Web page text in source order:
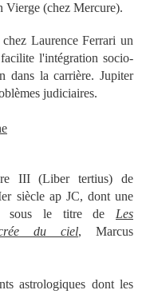
Vierge (chez Mercure).
Laurence Ferrari un
l'intégration socio-
dans la carrière. Jupiter
judiciaires.
III (Liber tertius) de
siècle ap JC, dont une
sous le titre de Les
du ciel, Marcus
astrologiques dont les